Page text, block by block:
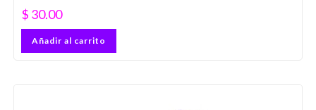
$ 30.00
Añadir al carrito